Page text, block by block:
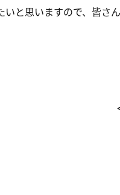
と思いますので、皆さ